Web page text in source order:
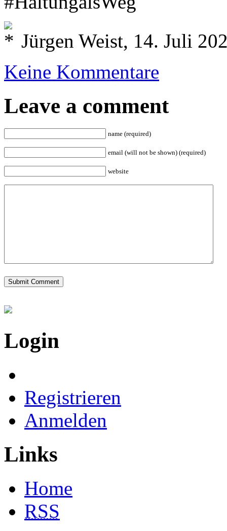
Jürgen Weist, 14. Juli
Keine Kommentare
Leave a comment
name (required)
email (will not be shown) (required)
website
Login
Registrieren
Anmelden
Links
Home
RSS